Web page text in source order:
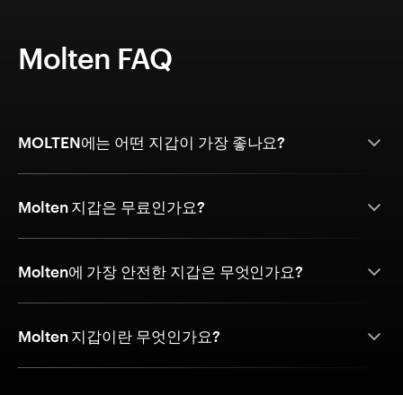
Molten FAQ
MOLTEN에는 어떤 지갑이 가장 좋나요?
Molten 지갑은 무료인가요?
Molten에 가장 안전한 지갑은 무엇인가요?
Molten 지갑이란 무엇인가요?